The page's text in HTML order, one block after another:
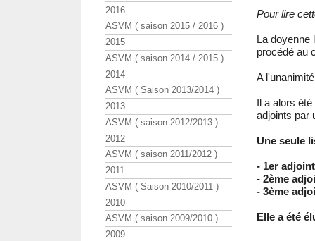
Pour lire
La doyenne
procédé au
A
Il a alors
adjoints par
Une seule
- 1er
- 2ème
- 3ème
Elle a été
2016
ASVM ( saison 2015 / 2016 )
2015
ASVM ( saison 2014 / 2015 )
2014
ASVM ( Saison 2013/2014 )
2013
ASVM ( saison 2012/2013 )
2012
ASVM ( saison 2011/2012 )
2011
ASVM ( Saison 2010/2011 )
2010
ASVM ( saison 2009/2010 )
2009